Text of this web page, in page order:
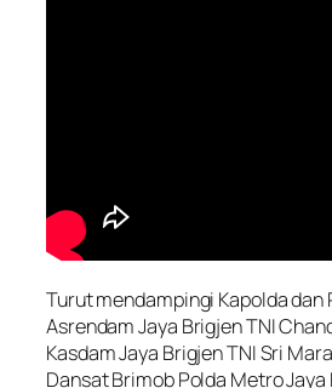
Turut mendampingi Kapolda dan
Asrendam Jaya Brigjen TNI
Kasdam Jaya Brigjen TNI Sri
Dansat Brimob Polda Metro Jaya